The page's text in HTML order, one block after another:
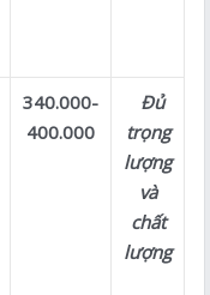
340.000-
400.000
Đủ
trọng
lượng
và
chất
lượng